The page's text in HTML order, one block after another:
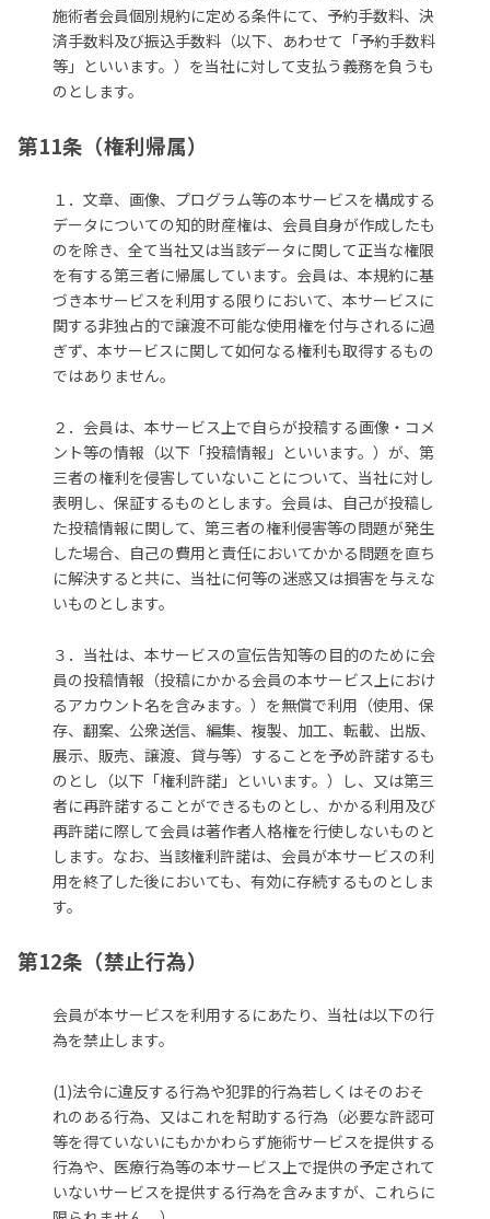
施術者会員個別規約に定める条件にて、予約手数料、決
済手数料及び振込手数料（以下、あわせて「予約手数料
等」といいます。）を当社に対して支払う義務を負うも
のとします。
第11条（権利帰属）
１．文章、画像、プログラム等の本サービスを構成する
データについての知的財産権は、会員自身が作成したも
のを除き、全て当社又は当該データに関して正当な権限
を有する第三者に帰属しています。会員は、本規約に基
づき本サービスを利用する限りにおいて、本サービスに
関する非独占的で譲渡不可能な使用権を付与されるに過
ぎず、本サービスに関して如何なる権利も取得するもの
ではありません。
２．会員は、本サービス上で自らが投稿する画像・コメ
ント等の情報（以下「投稿情報」といいます。）が、第
三者の権利を侵害していないことについて、当社に対し
表明し、保証するものとします。会員は、自己が投稿し
た投稿情報に関して、第三者の権利侵害等の問題が発生
した場合、自己の費用と責任においてかかる問題を直ち
に解決すると共に、当社に何等の迷惑又は損害を与えな
いものとします。
３．当社は、本サービスの宣伝告知等の目的のために会
員の投稿情報（投稿にかかる会員の本サービス上におけ
るアカウント名を含みます。）を無償で利用（使用、保
存、翻案、公衆送信、編集、複製、加工、転載、出版、
展示、販売、譲渡、貸与等）することを予め許諾するも
のとし（以下「権利許諾」といいます。）し、又は第三
者に再許諾することができるものとし、かかる利用及び
再許諾に際して会員は著作者人格権を行使しないものと
します。なお、当該権利許諾は、会員が本サービスの利
用を終了した後においても、有効に存続するものとしま
す。
第12条（禁止行為）
会員が本サービスを利用するにあたり、当社は以下の行
為を禁止します。
(1)法令に違反する行為や犯罪的行為若しくはそのおそ
れのある行為、又はこれを幇助する行為（必要な許認可
等を得ていないにもかかわらず施術サービスを提供する
行為や、医療行為等の本サービス上で提供の予定されて
いないサービスを提供する行為を含みますが、これらに